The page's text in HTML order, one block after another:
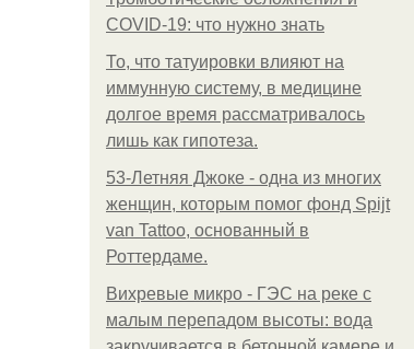
COVID-19: что нужно знать
То, что татуировки влияют на
иммунную систему, в медицине
долгое время рассматривалось
лишь как гипотеза.
53-Летняя Джоке - одна из многих
женщин, которым помог фонд Spijt
van Tattoo, основанный в
Роттердаме.
Вихревые микро - ГЭС на реке с
малым перепадом высоты: вода